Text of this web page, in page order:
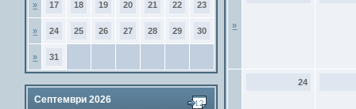
» 17 18 19 20 21 22 23
» 24 25 26 27 28 29 30
» 31
Септември 2026
»
24